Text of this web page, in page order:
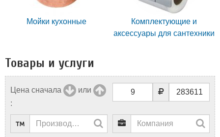
Мойки кухонные
Комплектующие и
аксессуары для сантехники
Товары и услуги
Цена сначала
или
: